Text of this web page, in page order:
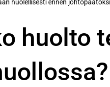
huolellisesti ennen
huolto